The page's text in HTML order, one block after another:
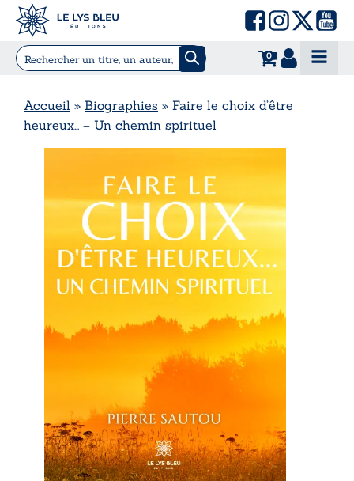
0
Accueil » Biographies » Faire le choix d’être
heureux… – Un chemin spirituel